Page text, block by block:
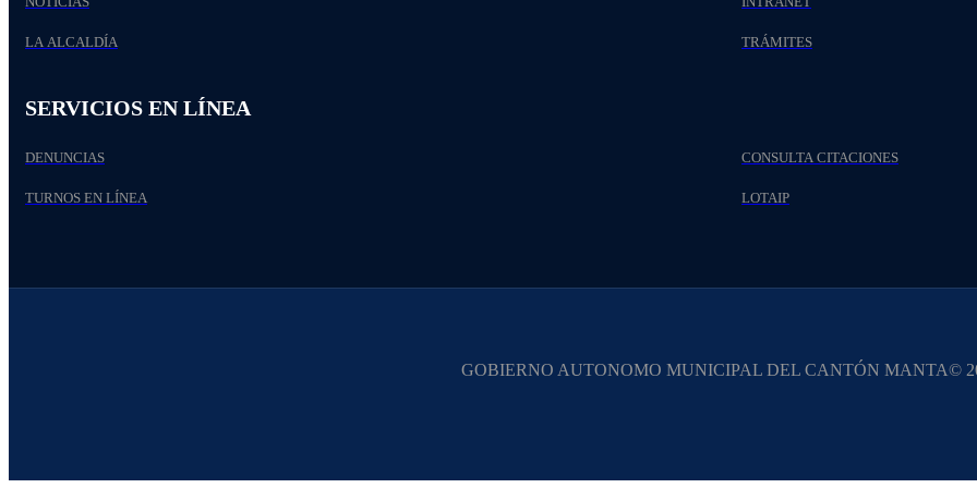
LA ALCALDÍA TRÁMITES
SERVICIOS EN LÍNEA
DENUNCIAS
TURNOS EN LÍNEA
CONSULTA CITACIONES
LOTAIP
GOBIERNO AUTONOMO MUNICIPAL DEL CANTÓN MANTA©